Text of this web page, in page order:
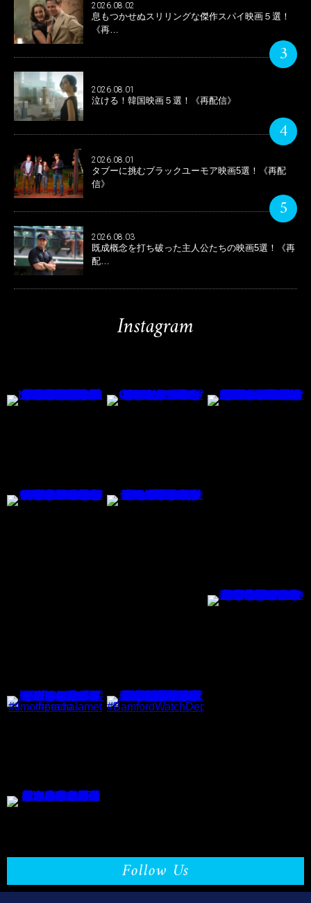
2026.08.02
息もつかせぬスリリングな傑作スパイ映画５選！
《再…
3
2026.08.01
泣ける！韓国映画５選！《再配信》
4
2026.08.01
タブーに挑むブラックユーモア映画5選！《再配
信》
5
2026.08.03
既成概念を打ち破った主人公たちの映画5選！《再
配…
Instagram
Follow Us